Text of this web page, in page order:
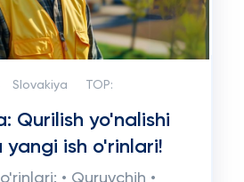
Slovakiya TOP:
Qurilish yo'nalishi
yangi ish o'rinlari!
• Quruvchih •